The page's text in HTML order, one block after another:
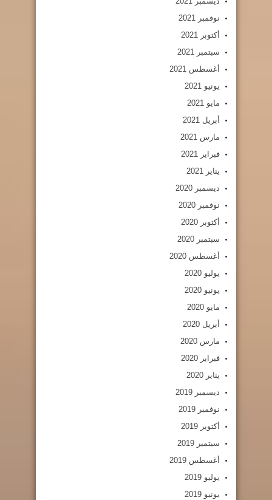
نوفمبر 2021
أكتوبر 2021
سبتمبر 2021
أغسطس 2021
يونيو 2021
مايو 2021
أبريل 2021
مارس 2021
فبراير 2021
يناير 2021
ديسمبر 2020
نوفمبر 2020
أكتوبر 2020
سبتمبر 2020
أغسطس 2020
يوليو 2020
يونيو 2020
مايو 2020
أبريل 2020
مارس 2020
فبراير 2020
يناير 2020
ديسمبر 2019
نوفمبر 2019
أكتوبر 2019
سبتمبر 2019
أغسطس 2019
يوليو 2019
يونيو 2019